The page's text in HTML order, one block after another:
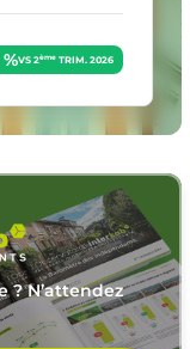
VS 2èmeTRIM. 2026
? N’attendez